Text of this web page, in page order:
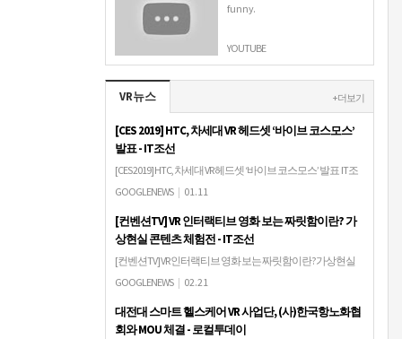
Center.
f u n n y.
YOUTUBE
VR뉴스 + 더보기
[CES 2019] HTC, 차세대 VR 헤드셋 ‘바이브 코스모스’
발표 - IT조선
[CES 2019] HTC, 차세대 VR 헤드셋 ‘바이브 코스모스’ 발표 IT조
선HTC가 미국 라스베이거스에서 열린 CES 2019에서 자사의
Cos…
GOOGLENEWS | 01.11
[컨벤션TV] VR 인터랙티브 영화 보는 짜릿함이란? 가
상현실 콘텐츠 체험전 - IT조선
[컨벤션TV] VR 인터랙티브 영화 보는 짜릿함이란? 가상현실
콘텐츠 체험전 IT조선안녕하세요? 컨벤션TV 지기입니다. 오
니다. 가상현실 콘텐츠 체험전은…
GOOGLENEWS | 02.21
대전대 스마트 헬스케어 VR 사업단, (사)한국항노화협
회와 MOU 체결 - 로컬투데이